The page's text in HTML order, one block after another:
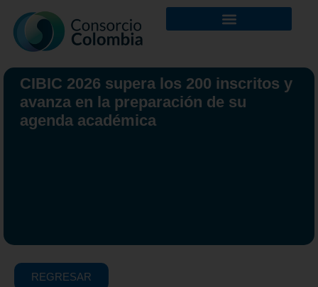
CIBIC 2026 supera los 200 inscritos y
avanza en la preparación de su
agenda académica
REGRESAR